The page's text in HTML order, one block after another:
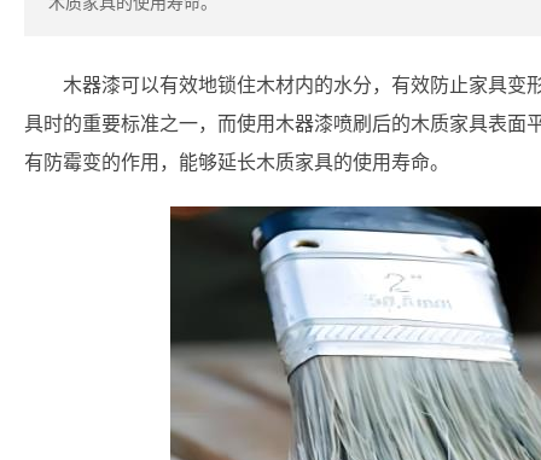
木器漆可以有效地锁住木材内的水分，有效防止家具
具时的重要标准之一，而使用木器漆喷刷后的木质家具表面
有防霉变的作用，能够延长木质家具的使用寿命。